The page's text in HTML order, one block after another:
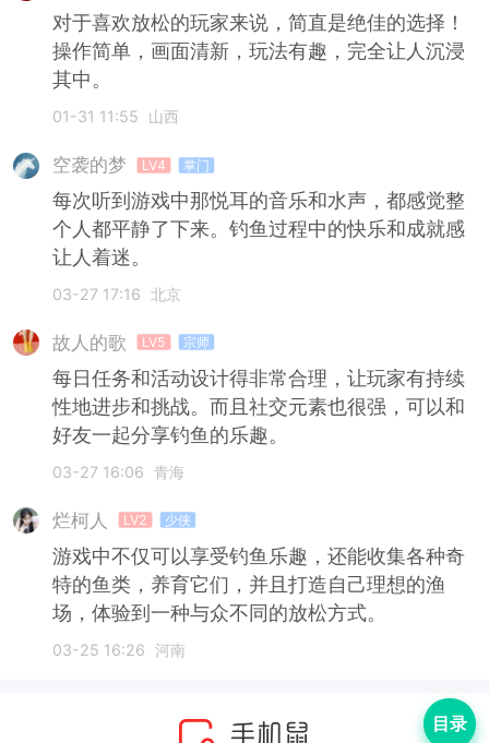
对于喜欢放松的玩家来说，简直是绝佳的选择！
操作简单，画面清新，玩法有趣，完全让人沉浸
其中。
01-31 11:55 山西
空袭的梦 LV4 掌门
每次听到游戏中那悦耳的音乐和水声，都感觉整
个人都平静了下来。钓鱼过程中的快乐和成就感
让人着迷。
03-27 17:16 北京
故人的歌 LV5 宗师
每日任务和活动设计得非常合理，让玩家有持续
性地进步和挑战。而且社交元素也很强，可以和
好友一起分享钓鱼的乐趣。
03-27 16:06 青海
烂柯人 LV2 少侠
游戏中不仅可以享受钓鱼乐趣，还能收集各种奇
特的鱼类，养育它们，并且打造自己理想的渔
场，体验到一种与众不同的放松方式。
03-25 16:26 河南
目录